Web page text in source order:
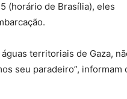
(horário de Brasília), eles
territoriais de Gaza,
seu paradeiro”, informam